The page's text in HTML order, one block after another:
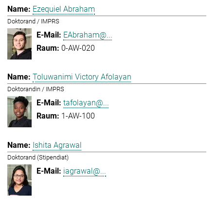
Ezequiel Abraham
Doktorand / IMPRS
EAbraham@...
0-AW-020
Toluwanimi Victory Afolayan
Doktorandin / IMPRS
tafolayan@...
1-AW-100
Ishita Agrawal
Doktorand (Stipendiat)
iagrawal@...